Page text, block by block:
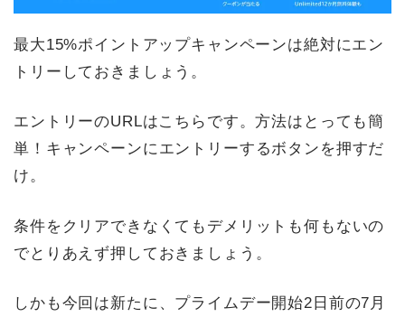
最大15%ポイントアップキャンペーンは絶対にエン
トリーしておきましょう。
エントリーのURLはこちらです。方法はとっても簡
単！キャンペーンにエントリーするボタンを押すだ
け。
条件をクリアできなくてもデメリットも何もないの
でとりあえず押しておきましょう。
しかも今回は新たに、プライムデー開始2日前の7月